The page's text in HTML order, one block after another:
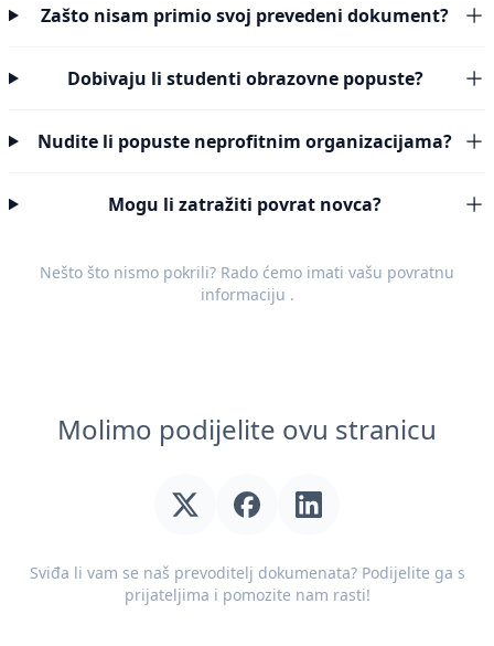
Zašto nisam primio svoj prevedeni dokument?
Dobivaju li studenti obrazovne popuste?
Nudite li popuste neprofitnim organizacijama?
Mogu li zatražiti povrat novca?
Nešto što nismo pokrili? Rado ćemo imati vašu povratnu
informaciju .
Molimo podijelite ovu stranicu
Sviđa li vam se naš prevoditelj dokumenata? Podijelite ga s
prijateljima i pomozite nam rasti!